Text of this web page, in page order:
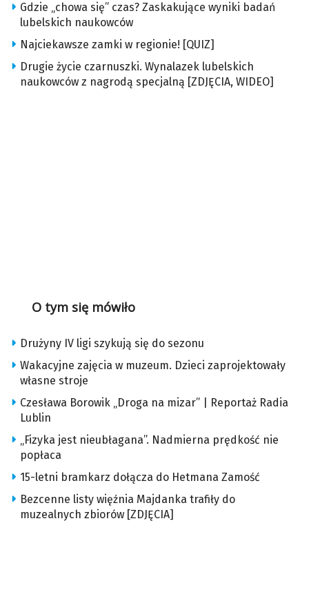
Gdzie „chowa się” czas? Zaskakujące wyniki badań
lubelskich naukowców
Najciekawsze zamki w regionie! [QUIZ]
Drugie życie czarnuszki. Wynalazek lubelskich
naukowców z nagrodą specjalną [ZDJĘCIA, WIDEO]
O tym się mówiło
Drużyny IV ligi szykują się do sezonu
Wakacyjne zajęcia w muzeum. Dzieci zaprojektowały
własne stroje
Czesława Borowik „Droga na mizar” | Reportaż Radia
Lublin
„Fizyka jest nieubłagana”. Nadmierna prędkość nie
popłaca
15-letni bramkarz dołącza do Hetmana Zamość
Bezcenne listy więźnia Majdanka trafiły do
muzealnych zbiorów [ZDJĘCIA]